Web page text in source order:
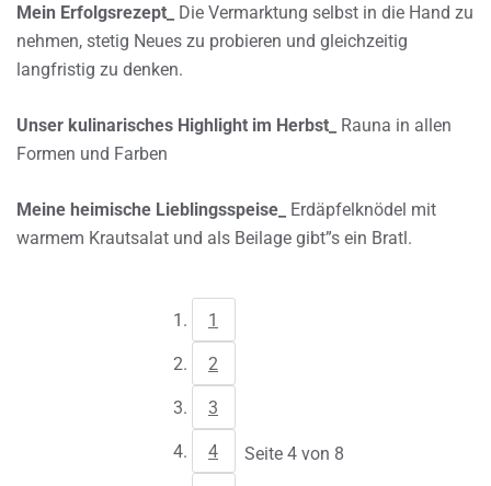
Mein Erfolgsrezept_
Die Vermarktung selbst in die Hand zu
nehmen, stetig Neues zu probieren und gleichzeitig
langfristig zu denken.
Unser kulinarisches Highlight im Herbst_
Rauna in allen
Formen und Farben
Meine heimische Lieblingsspeise_
Erdäpfelknödel mit
warmem Krautsalat und als Beilage gibt”s ein Bratl.
1
2
3
4 Seite 4 von 8